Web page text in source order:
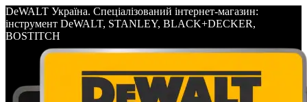
DeWALT Україна. Спеціалізований інтернет-магазин:
інструмент DeWALT, STANLEY, BLACK+DECKER,
BOSTITCH